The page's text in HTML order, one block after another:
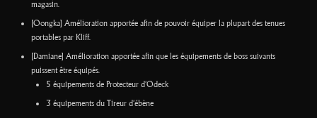
magasin.
[Oongka] Amélioration apportée afin de pouvoir équiper la plupart des tenues
portables par Kliff.
[Damiane] Amélioration apportée afin que les équipements de boss suivants
puissent être équipés.
5 équipements de Protecteur d'Odeck
3 équipements du Tireur d'ébène